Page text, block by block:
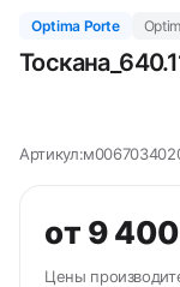
Optima Porte
Артикул:
от 9
Цены